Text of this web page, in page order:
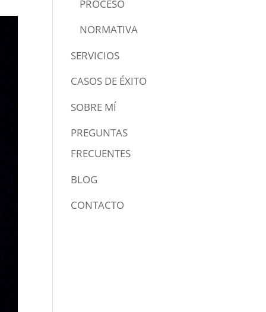
PROCESO
NORMATIVA
SERVICIOS
CASOS DE ÉXITO
SOBRE MÍ
PREGUNTAS
FRECUENTES
BLOG
CONTACTO